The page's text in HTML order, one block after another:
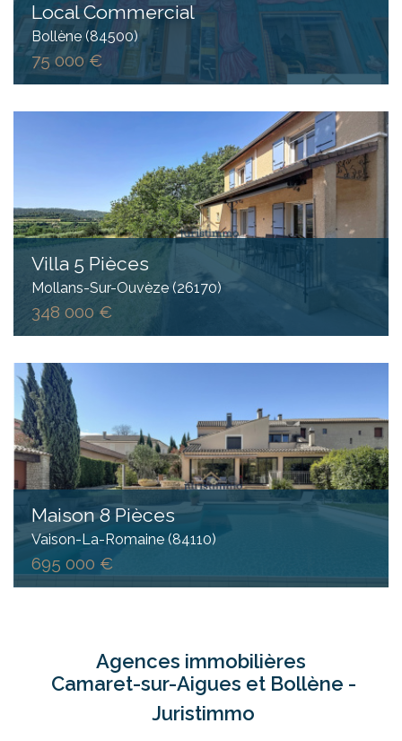
Local Commercial
Bollène (84500)
75 000 €
Villa 5 Pièces
Mollans-Sur-Ouvèze (26170)
348 000 €
Maison 8 Pièces
Vaison-La-Romaine (84110)
695 000 €
Agences immobilières
Camaret-sur-Aigues et Bollène -
Juristimmo